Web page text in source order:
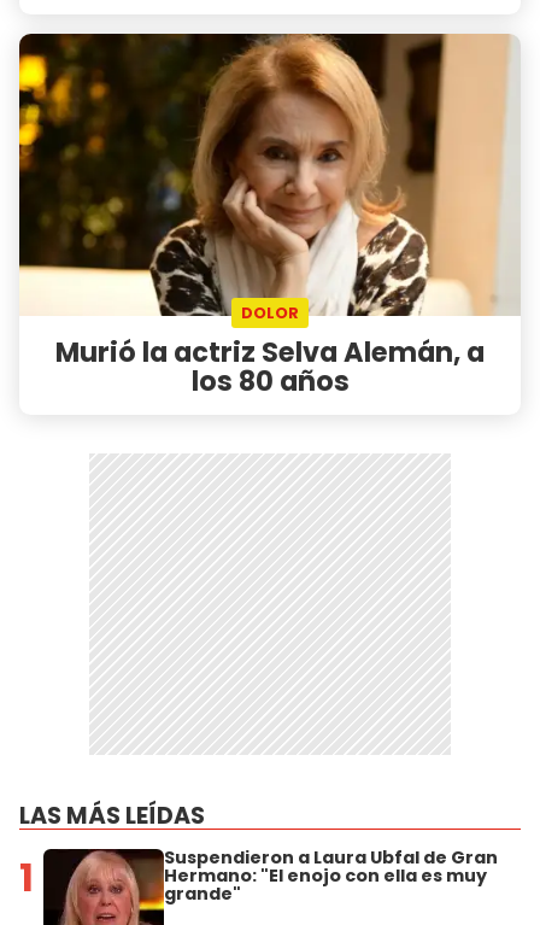
DOLOR
Murió la actriz Selva Alemán, a
los 80 años
LAS MÁS LEÍDAS
1 Suspendieron a Laura Ubfal de Gran
Hermano: "El enojo con ella es muy
grande"